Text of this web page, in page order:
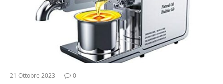
21 Ottobre 2023 0